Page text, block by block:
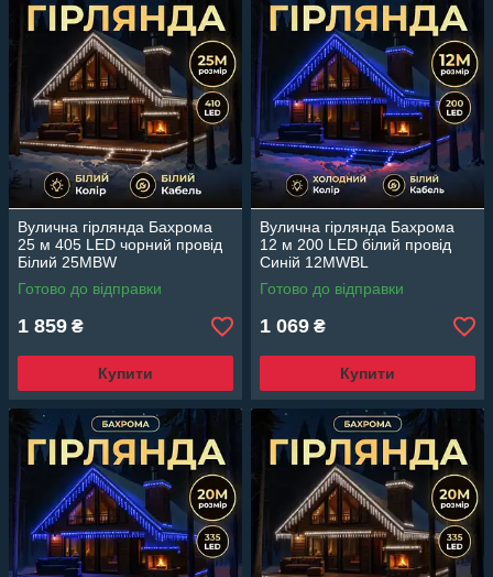
Вулична гірлянда Бахрома
25 м 405 LED чорний провід
Білий 25MBW
Готово до відправки
1 859 ₴
Купити
Вулична гірлянда Бахрома
12 м 200 LED білий провід
Синій 12MWBL
Готово до відправки
1 069 ₴
Купити